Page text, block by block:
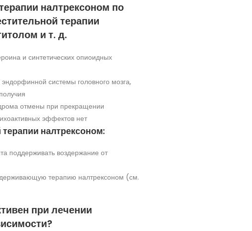
налтрексоном по
терапии
и т. д.
и синтетических опиоидных
системы головного мозга,
отмены при прекращении
эффектов нет
налтрексоном:
поддерживать воздержание от
терапию налтрексоном (см.
при лечении